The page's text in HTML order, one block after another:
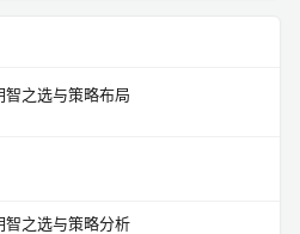
之选与策略布局
智之选与策略分析